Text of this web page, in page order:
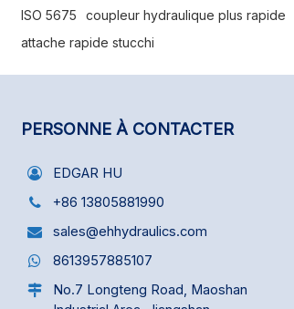
interchangeables avec les séries PARKER 4000
et Faster NS. Attention : la dimension 3/4" de la
série FASTER NS est différente de celle de la
ISO 5675 coupleur hydraulique plus rapide
attache rapide stucchi
PERSONNE À CONTACTER
EDGAR HU
+86 13805881990
sales@ehhydraulics.com
8613957885107
No.7 Longteng Road, Maoshan